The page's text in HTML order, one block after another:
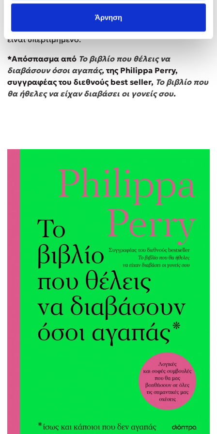
Άρνηση
Παραμερίστε το δίκιο και το άδικο, μην επιδιώκετε να
κατηγορήσετε και/ή να εκμαιεύσετε μια απολογία.
Προσπαθήστε, αντίθετα, να κατανοήσετε. Το δίκιο
είναι υπερτιμημένο.
*Απόσπασμα από Το βιβλίο που θέλεις να
διαβάσουν όσοι αγαπάς, της Philippa Perry,
συγγραφέας του διεθνούς best seller, Το βιβλίο που
θα ήθελες να είχαν διαβάσει οι γονείς σου.